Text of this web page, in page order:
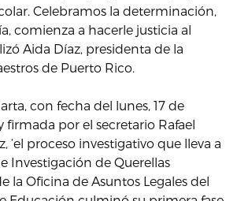
Celebramos la determinación,
comienza a hacerle justicia al
Aida Díaz, presidenta de la
de Puerto Rico.
con fecha del lunes, 17 de
firmada por el secretario Rafael
‘el proceso investigativo que lleva a
Investigación de Querellas
la Oficina de Asuntos Legales del